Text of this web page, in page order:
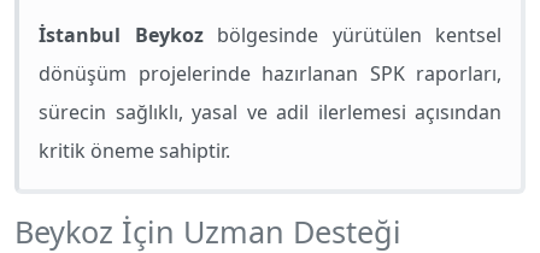
İstanbul Beykozbölgesinde yürütülen kentsel
dönüşüm projelerinde hazırlanan SPK raporları,
sürecin sağlıklı, yasal ve adil ilerlemesi açısından
kritik öneme sahiptir.
Beykoz İçin Uzman Desteği